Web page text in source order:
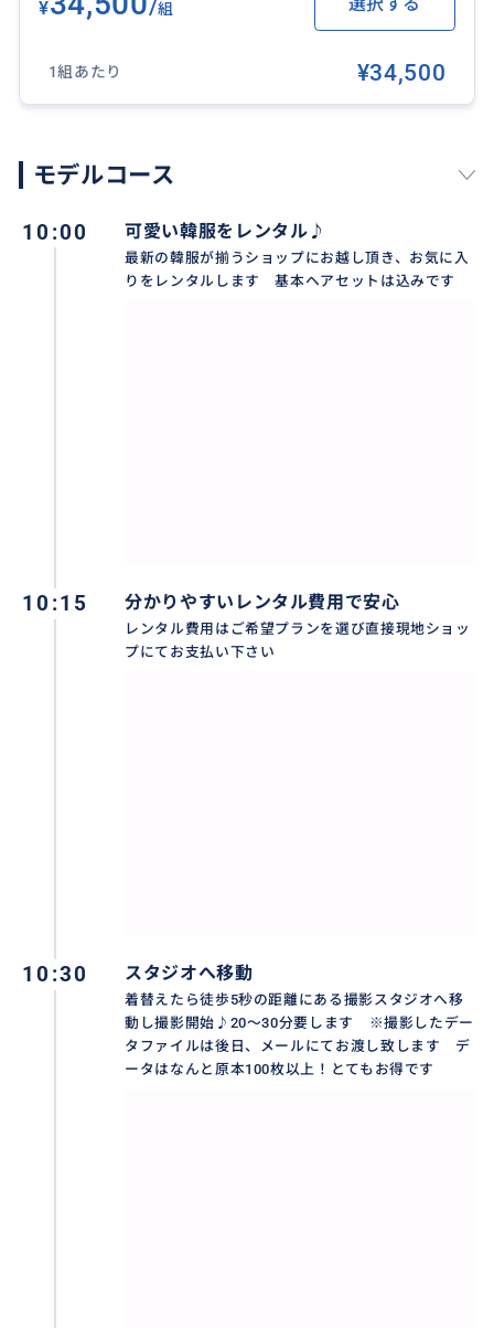
おすすめ
大人、子供の韓服が揃っているのでご家族での写真撮
¥ /組
1組あたり ¥34,500
モデルコース
10:00 可愛い韓服をレンタル♪
最新の韓服が揃うショップにお越し頂き、お気に入
りをレンタルします 基本ヘアセットは込みです
10:15 分かりやすいレンタル費用で安心
レンタル費用はご希望プランを選び直接現地ショッ
プにてお支払い下さい
10:30 スタジオへ移動
着替えたら徒歩5秒の距離にある撮影スタジオへ移
動し撮影開始♪20～30分要します ※撮影したデー
タファイルは後日、メールにてお渡し致します デ
ータはなんと原本100枚以上！とてもお得です